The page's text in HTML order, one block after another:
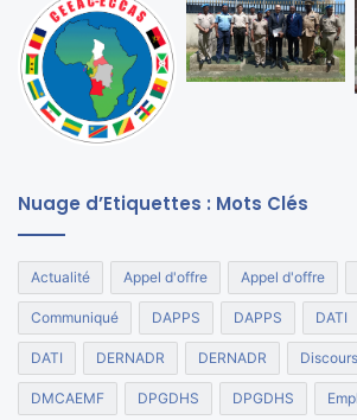
Nuage d’Etiquettes : Mots Clés
Actualité Appel d'offre Appel d'offre
Communiqué DAPPS DAPPS DATI
DATI DERNADR DERNADR Discours
DMCAEMF DPGDHS DPGDHS